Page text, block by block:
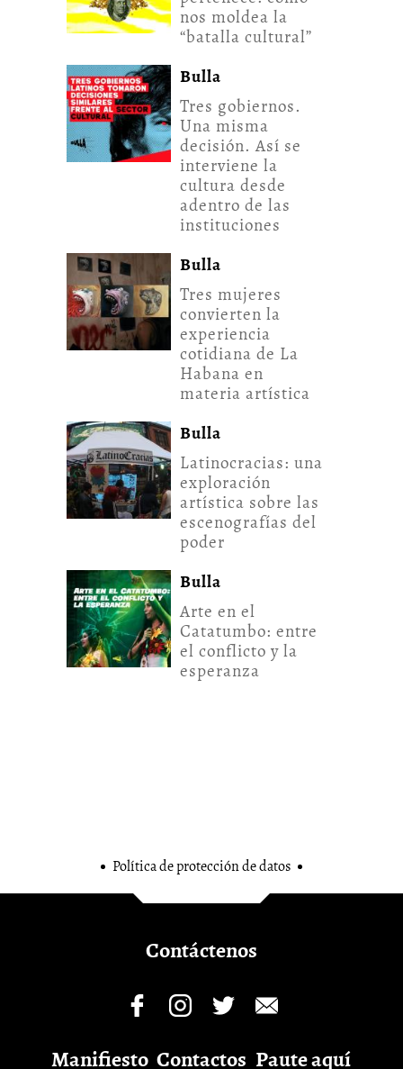
nos moldea la
“batalla cultural”
Bulla
Tres gobiernos.
Una misma
decisión. Así se
interviene la
cultura desde
adentro de las
instituciones
Bulla
Tres mujeres
convierten la
experiencia
cotidiana de La
Habana en
materia artística
Bulla
Latinocracias: una
exploración
artística sobre las
escenografías del
poder
Bulla
Arte en el
Catatumbo: entre
el conflicto y la
esperanza
Política de protección de datos
Contáctenos
Manifiesto Contactos Paute aquí